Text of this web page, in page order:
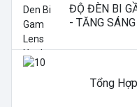
ĐỘ ĐÈN BI
- TĂNG
Tổng